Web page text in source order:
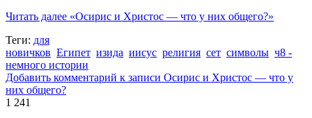
Читать далее «Осирис и Христос — что у них общего?»
Теги: для
новичков Египет изида иисус религия сет символы ч8 -
немного истории
Добавить комментарий к записи Осирис и Христос — что у
них общего?
1 241